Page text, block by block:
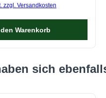
zzgl. Versandkosten
Warenkorb
sich